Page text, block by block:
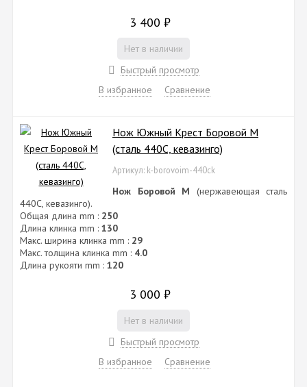
3 400 ₽
Нет в наличии
Быстрый просмотр
В избранное
Сравнение
Нож Южный Крест Боровой М
(сталь 440C, кевазинго)
Артикул: k-borovoim-440ck
Нож Боровой М (нержавеющая сталь
440C, кевазинго).
Общая длина mm : 250
Длина клинка mm : 130
Макс. ширина клинка mm : 29
Макс. толщина клинка mm : 4.0
Длина рукояти mm : 120
3 000 ₽
Нет в наличии
Быстрый просмотр
В избранное
Сравнение